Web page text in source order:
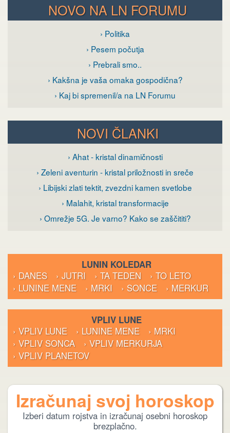
NOVO NA LN FORUMU
› Politika
› Pesem počutja
› Prebrali smo..
› Kakšna je vaša omaka gospodična?
› Kaj bi spremenil/a na LN Forumu
NOVI ČLANKI
› Ahat - kristal dinamičnosti
› Zeleni aventurin - kristal priložnosti in sreče
› Libijski zlati tektit, zvezdni kamen svetlobe
› Malahit, kristal transformacije
› Omrežje 5G. Je varno? Kako se zaščititi?
LUNIN KOLEDAR
› DANES
› JUTRI › TA TEDEN
› TO LETO
› LUNINE MENE
› MRKI › SONCE › MERKUR
VPLIV LUNE
› VPLIV LUNE
› LUNINE MENE
› MRKI
› VPLIV SONCA
› VPLIV MERKURJA
› VPLIV PLANETOV
Izračunaj svoj horoskop
Izberi datum rojstva in izračunaj osebni horoskop
brezplačno.